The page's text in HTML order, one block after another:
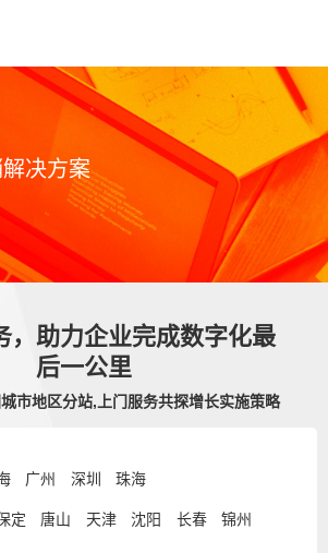
决方案
，助力企业完成数字化最
后一公里
市地区分站,上门服务共探增长实施策略
广州 深圳 珠海
定 唐山 天津 沈阳 长春
锦州